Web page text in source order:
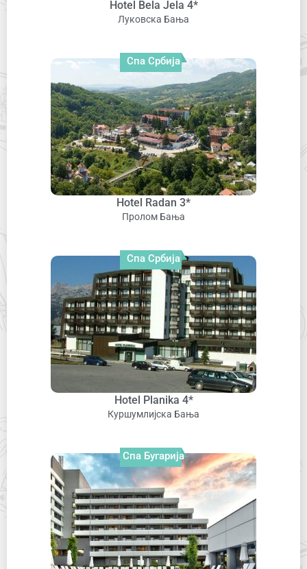
Hotel Bela Jela 4*
Луковска Бања
Спа Србија
Hotel Radan 3*
Пролом Бања
Спа Србија
Hotel Planika 4*
Куршумлијска Бања
Спа Бугарија